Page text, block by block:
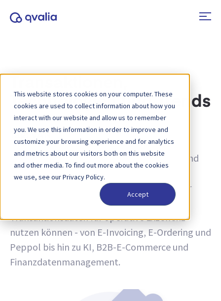
This website stores cookies on your computer. These
cookies are used to collect information about how you
interact with our website and allow us to remember
you. We use this information in order to improve and
customize your browsing experience and for analytics
and metrics about our visitors both on this website
and other media. To find out more about the cookies
we use, see our Privacy Policy.
Accept
Technologien und Trends
Tag:
Einblicke in Transaktionen, Technologien und
Trends sowie Neuigkeiten zu
Produktaktualisierungen. Erfahren Sie mehr
darüber, wie Sie Prozesse verbessern und
Transaktionsdaten für operative Exzellenz
nutzen können - von E-Invoicing, E-Ordering und
Peppol bis hin zu KI, B2B-E-Commerce und
Finanzdatenmanagement.